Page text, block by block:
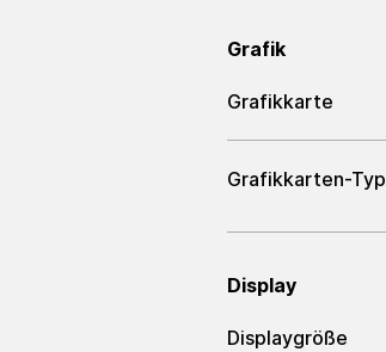
Grafik
Grafikkarte
Grafikkarten-Typ
Display
Displaygröße